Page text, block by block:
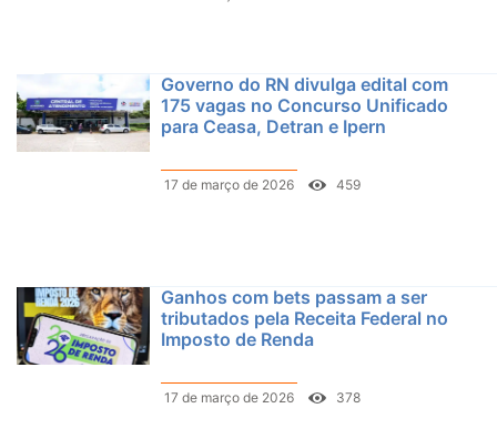
Governo do RN divulga edital com
175 vagas no Concurso Unificado
para Ceasa, Detran e Ipern
17 de março de 2026 459
Ganhos com bets passam a ser
tributados pela Receita Federal no
Imposto de Renda
17 de março de 2026 378